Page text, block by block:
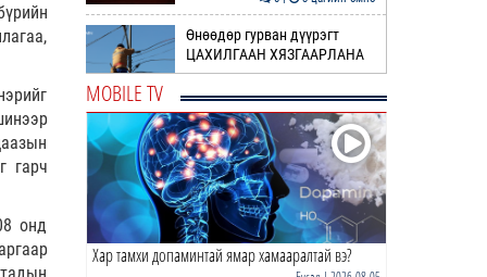
гарч
онд
Өнөөдөр гурван дүүрэгт
ЦАХИЛГААН ХЯЗГААРЛАНА
Идэр, Тэс, Эг, Үүр голын
хөндийгөөр дуу цахилгаантай
аадар бороо орно
0 | 4 цагийн өмнө
ӨРНИЙН ЗУРХАЙ |
MOBILE TV
Хар тамхи допаминтай ямар хамааралтай вэ?